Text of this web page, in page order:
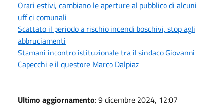
Orari estivi, cambiano le aperture al pubblico di alcuni
uffici comunali
Scattato il periodo a rischio incendi boschivi, stop agli
abbruciamenti
Stamani incontro istituzionale tra il sindaco Giovanni
Capecchi e il questore Marco Dalpiaz
Ultimo aggiornamento: 9 dicembre 2024, 12:07